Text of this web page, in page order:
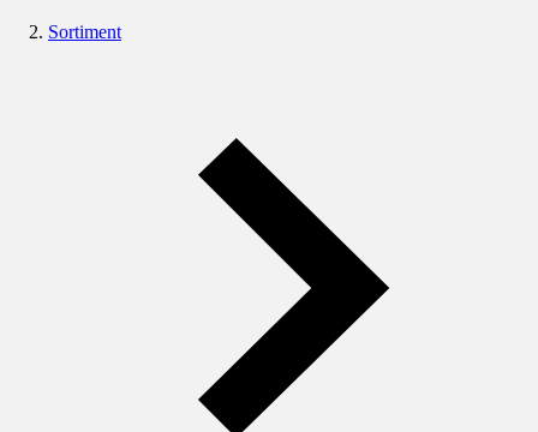
Sortiment